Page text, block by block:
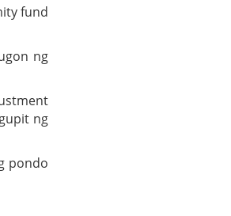
fund
ng
ng
pondo